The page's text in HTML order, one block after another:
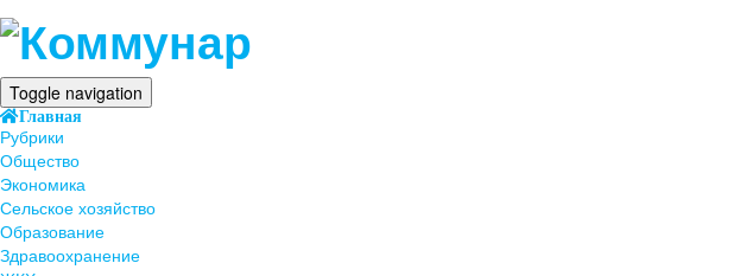
Toggle navigation
Главная
Рубрики
Общество
Экономика
Сельское хозяйство
Образование
Здравоохранение